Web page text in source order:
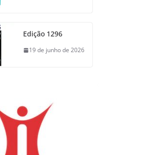
Edição 1296
19 de junho de 2026